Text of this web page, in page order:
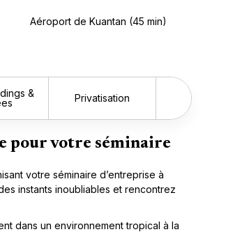
Aéroport de Kuantan (45 min)
&
Privatisation
pour votre séminaire
votre séminaire d’entreprise à
instants inoubliables et rencontrez
dans un environnement tropical à la